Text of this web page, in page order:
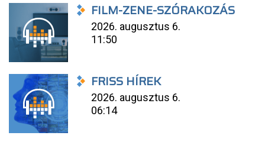
FILM-ZENE-SZÓRAKOZÁS
2026. augusztus 6.
11:50
FRISS HÍREK
2026. augusztus 6.
06:14